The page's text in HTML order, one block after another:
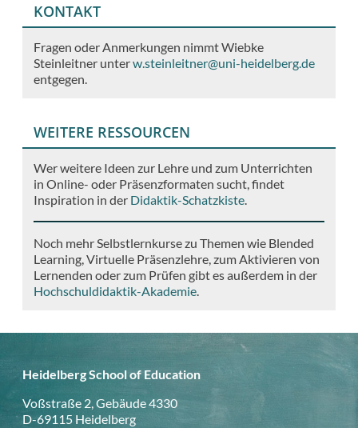
KONTAKT
Fragen oder Anmerkungen nimmt Wiebke
Steinleitner unterw.steinleitner@uni-heidelberg.de
entgegen.
WEITERE RESSOURCEN
Wer weitere Ideen zur Lehre und zum Unterrichten
in Online- oder Präsenzformaten sucht, findet
Inspiration in der Didaktik-Schatzkiste.
Noch mehr Selbstlernkurse zu Themen wie Blended
Learning, Virtuelle Präsenzlehre, zum Aktivieren von
Lernenden oder zum Prüfen gibt es außerdem in der
Hochschuldidaktik-Akademie.
Heidelberg School of Education
Voßstraße 2, Gebäude 4330
D-69115 Heidelberg